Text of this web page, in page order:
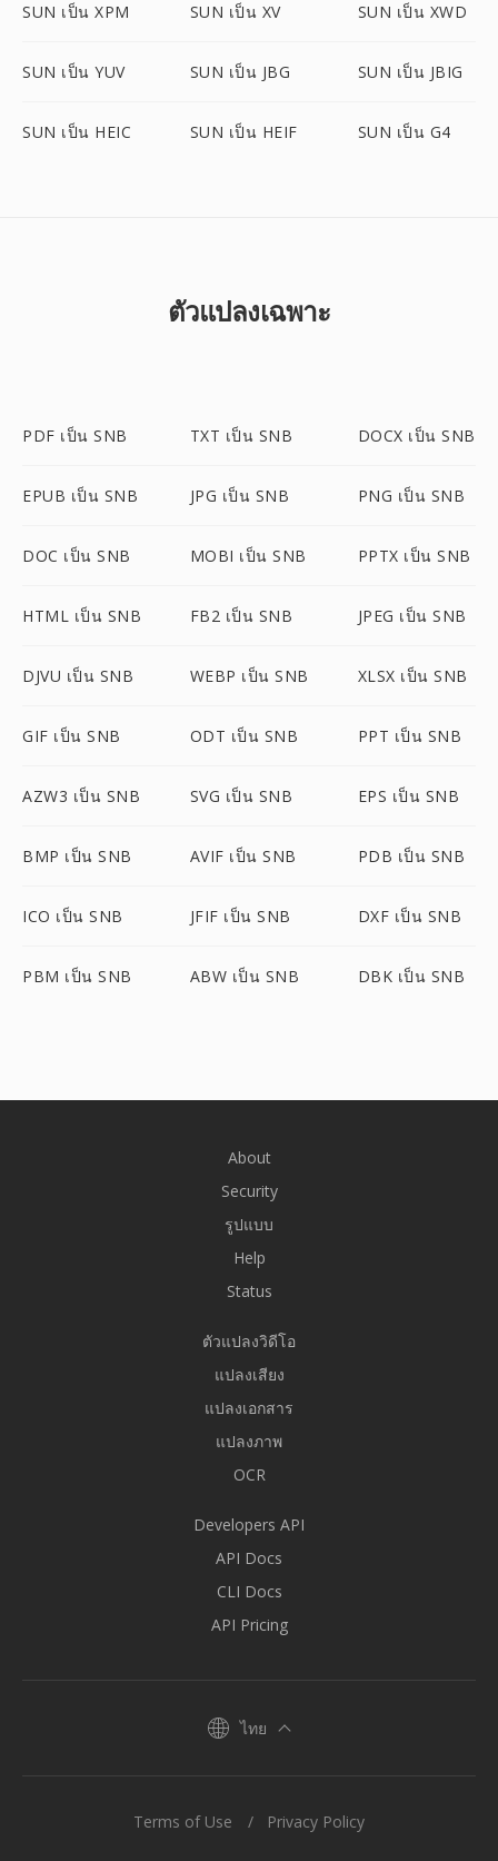
SUN เป็น XPM SUN เป็น XV SUN เป็น XWD
SUN เป็น YUV SUN เป็น JBG SUN เป็น JBIG
SUN เป็น HEIC SUN เป็น HEIF SUN เป็น G4
ตัวแปลงเฉพาะ
PDF เป็น SNB TXT เป็น SNB DOCX เป็น SNB
EPUB เป็น SNB JPG เป็น SNB PNG เป็น SNB
DOC เป็น SNB MOBI เป็น SNB PPTX เป็น SNB
HTML เป็น SNB FB2 เป็น SNB JPEG เป็น SNB
DJVU เป็น SNB WEBP เป็น SNB XLSX เป็น SNB
GIF เป็น SNB ODT เป็น SNB PPT เป็น SNB
AZW3 เป็น SNB SVG เป็น SNB EPS เป็น SNB
BMP เป็น SNB AVIF เป็น SNB PDB เป็น SNB
ICO เป็น SNB JFIF เป็น SNB DXF เป็น SNB
PBM เป็น SNB ABW เป็น SNB DBK เป็น SNB
About
Security
รูปแบบ
Help
Status
ตัวแปลงวิดีโอ
แปลงเสียง
แปลงเอกสาร
แปลงภาพ
OCR
Developers API
API Docs
CLI Docs
API Pricing
ไทย
Terms of Use Privacy Policy